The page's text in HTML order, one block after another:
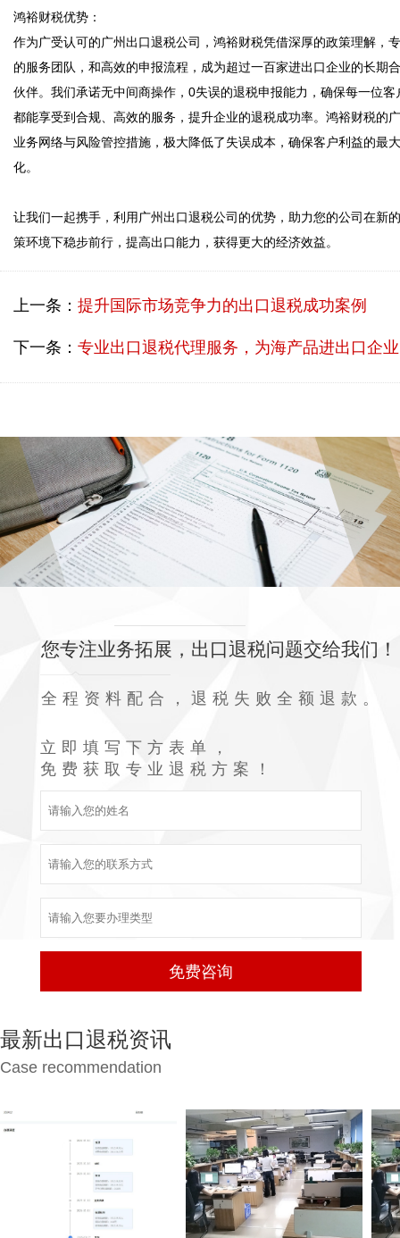
鸿裕财税优势：
作为广受认可的广州出口退税公司，鸿裕财税凭借深厚的政策理解，
的服务团队，和高效的申报流程，成为超过一百家进出口企业的长期
伙伴。我们承诺无中间商操作，0失误的退税申报能力，确保每一位客
都能享受到合规、高效的服务，提升企业的退税成功率。鸿裕财税的
业务网络与风险管控措施，极大降低了失误成本，确保客户利益的最大
化。
让我们一起携手，利用广州出口退税公司的优势，助力您的公司在新
上一条： 提升国际市场竞争力的出口退税成功案例
下一条： 专业出口退税代理服务，为海产品进出口企业提供无忧退税体验
您专注业务拓展，出口退税问题交给我们！
全程资料配合，退税失败全额退款。
立即填写下方表单，
免费获取专业退税方案！
最新出口退税资讯
Case recommendation